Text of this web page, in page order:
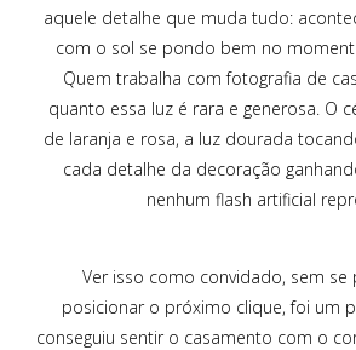
aquele detalhe que muda tudo:
com o sol se pondo bem no
Quem trabalha com fotografia de
quanto essa luz é rara e generosa. O
de laranja e rosa, a luz dourada
cada detalhe da decoração
nenhum flash artificial
Ver isso como convidado, sem se
posicionar o próximo clique, foi um
conseguiu sentir o casamento com o